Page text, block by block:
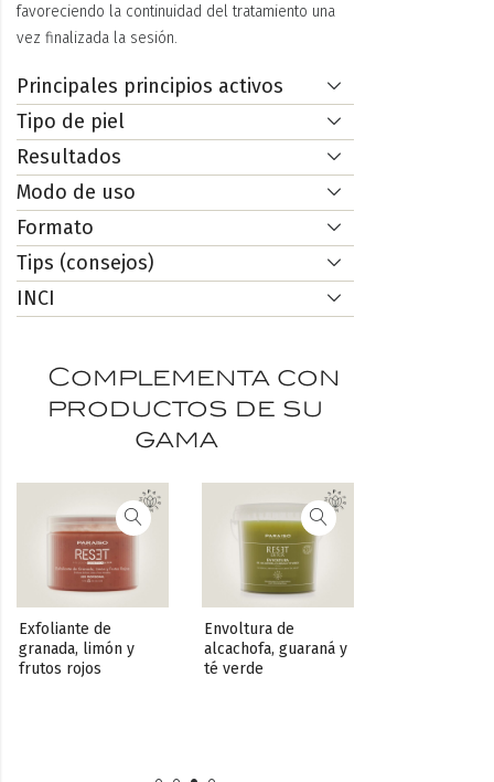
favoreciendo la continuidad del tratamiento una
vez finaliza­da la sesión.
Principales principios activos
Tipo de piel
Resultados
Modo de uso
Formato
Tips (consejos)
INCI
Complementa con
productos de su
gama
Exfoliante de
granada, limón y
frutos rojos
Envoltura de
alcachofa, guaraná y
té verde